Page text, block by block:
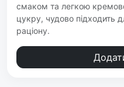
смаком та легкою
цукру, чудово підходить
раціону.